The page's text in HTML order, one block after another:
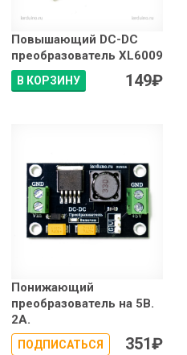
Повышающий DC-DC
преобразователь XL6009
В КОРЗИНУ 149₽
Понижающий
преобразователь на 5В.
2А.
ПОДПИСАТЬСЯ 351₽